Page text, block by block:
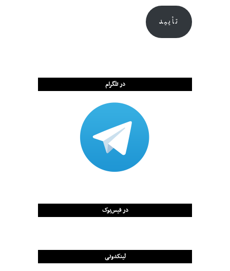
تأیید
در تلگرام
در فیس‌بوک
لینکدونی